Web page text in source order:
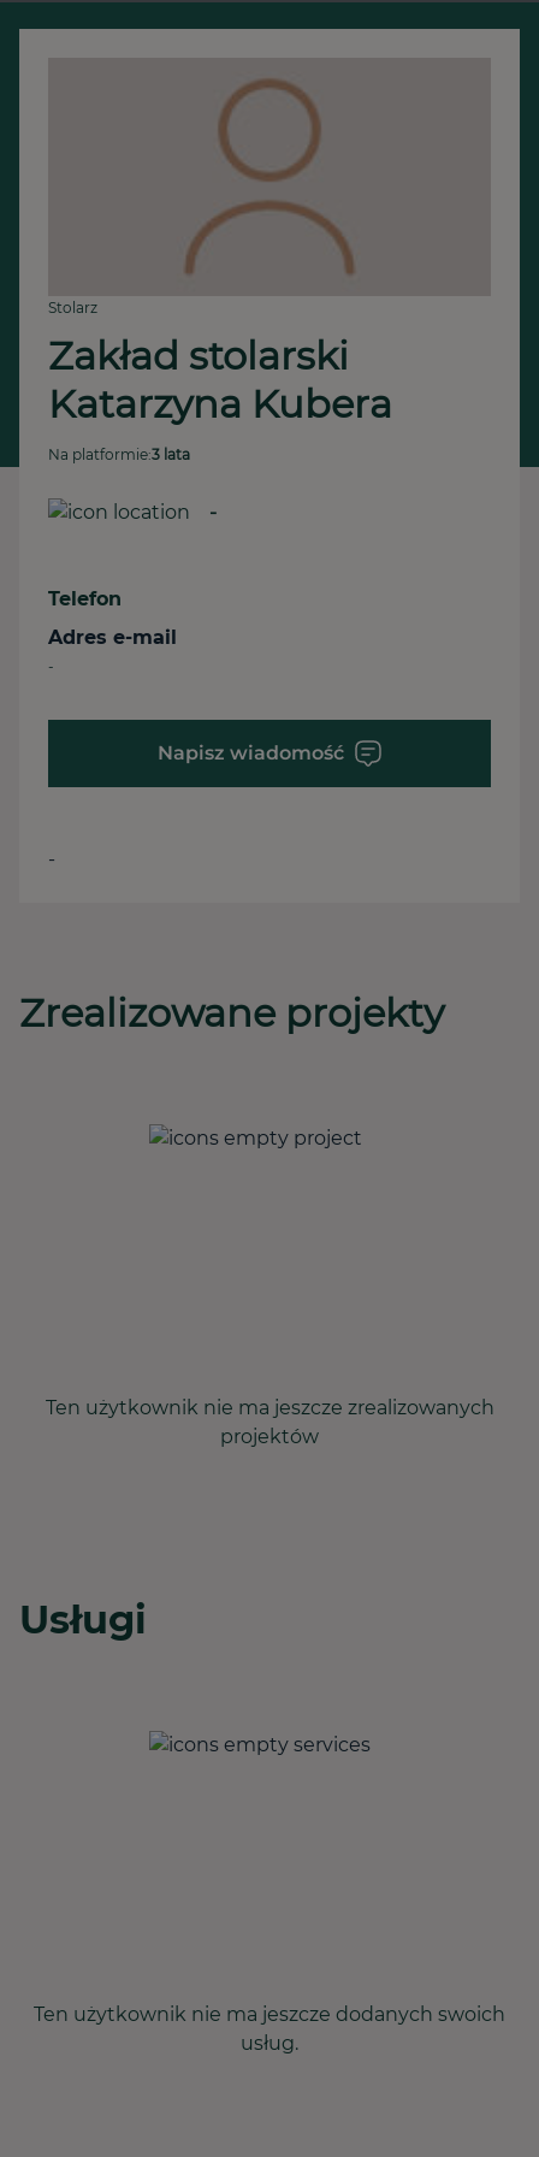
Stolarz
Zakład stolarski
Katarzyna Kubera
Na platformie:3 lata
-
Telefon
Adres e-mail
-
Napisz wiadomość
-
Zrealizowane projekty
Ten użytkownik nie ma jeszcze zrealizowanych
projektów
Usługi
Ten użytkownik nie ma jeszcze dodanych swoich
usług.